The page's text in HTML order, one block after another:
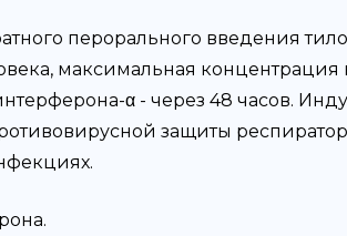
перорального введения
максимальная концентрация
α - через 48 часов.
защиты